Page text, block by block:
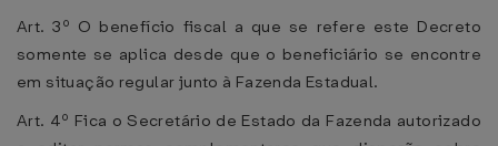
Art. 3º O benefício fiscal a que se refere este Decreto
somente se aplica desde que o beneficiário se encontre
em situação regular junto à Fazenda Estadual.
Art. 4º Fica o Secretário de Estado da Fazenda autorizado